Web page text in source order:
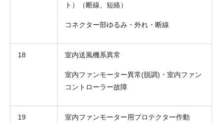
ト）（断線、短絡）
コネクター部ゆるみ・外れ・断線
18 室内送風機系異常
室内ファンモーター異常(脱調)・室内ファン
コントローラー故障
19 室内ファンモーター用プロテクター作動